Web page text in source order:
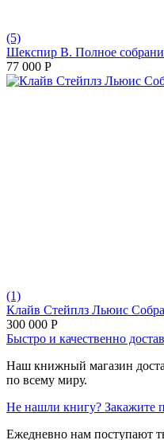
(5)
Шекспир В. Полное
77 000 Р
(1)
Клайв Стейплз Льюис
300 000 Р
Быстро и качественно
Наш книжный магазин
по всему миру.
Не нашли книгу? Закажите
Ежедневно нам поступают